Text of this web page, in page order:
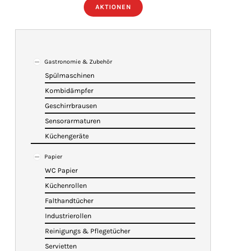
IMBISSANHÄNGER
KATALOG
WARENKORB
AKTIONEN
Gastronomie & Zubehör
Spülmaschinen
Kombidämpfer
Geschirrbrausen
Sensorarmaturen
Küchengeräte
Papier
WC Papier
Küchenrollen
Falthandtücher
Industrierollen
Reinigungs & Pflegetücher
Servietten